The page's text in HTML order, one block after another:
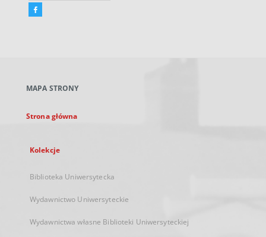
Facebook
karcie
MAPA STRONY
Strona główna
Kolekcje
Biblioteka Uniwersytecka
Wydawnictwo Uniwersyteckie
Wydawnictwa własne Biblioteki Uniwersyteckiej